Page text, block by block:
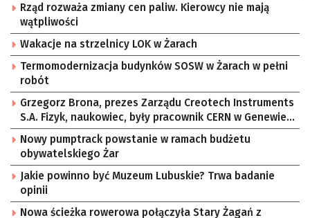
Rząd rozważa zmiany cen paliw. Kierowcy nie mają
wątpliwości
Wakacje na strzelnicy LOK w Żarach
Termomodernizacja budynków SOSW w Żarach w pełni
robót
Grzegorz Brona, prezes Zarządu Creotech Instruments
S.A. Fizyk, naukowiec, były pracownik CERN w Genewie,
przedsiębiorca i nauczyciel akademicki, doktor
habilitowany nauk fizycznych, koordynator Rady
Sektorowej ds. Kompetencji Przemysłu Lotniczo-
Kosmicznego oraz członek Komitetu Badań
Kosmicznych i Satelitarnych PAN.
Nowy pumptrack powstanie w ramach budżetu
obywatelskiego Żar
Jakie powinno być Muzeum Lubuskie? Trwa badanie
opinii
Nowa ścieżka rowerowa połączyła Stary Żagań z